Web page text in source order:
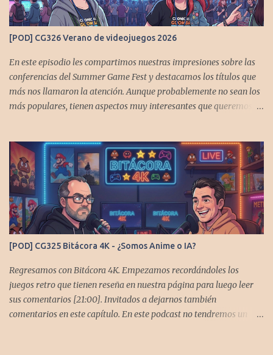
[POD] CG326 Verano de videojuegos 2026
En este episodio les compartimos nuestras impresiones sobre las
conferencias del Summer Game Fest y destacamos los títulos que
más nos llamaron la atención. Aunque probablemente no sean los
más populares, tienen aspectos muy interesantes que queremos
nos agregan a sus plataformas de podcast y nos dejan
comentarios en las cuentas de redes. Spotify YouTube. Twitter -
https://x.com/CronicasGoomba Instagram -
https://www.instagram.com/cronicasgoomba/ Facebook -
https://www.facebook.com/CronicasGoomba Si no estamos en tu
plataforma nos puedes agregarcn el código rss:
https://anchor.fm/s/10d1f3318/podcast/rss
[POD] CG325 Bitácora 4K - ¿Somos Anime o IA?
Regresamos con Bitácora 4K. Empezamos recordándoles los
juegos retro que tienen reseña en nuestra página para luego leer
sus comentarios [21:00]. Invitados a dejarnos también
comentarios en este capítulo. En este podcast no tendremos un